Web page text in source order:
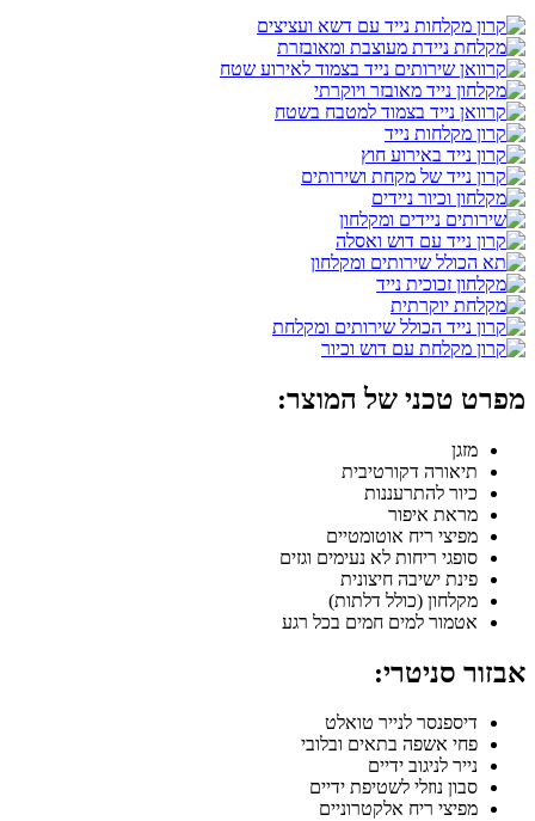
מפרט טכני של המוצר:
מזגן
תיאורה דקורטיבית
כיור להתרעננות
מראת איפור
מפיצי ריח אוטומטיים
סופגי ריחות לא נעימים וגזים
פינת ישיבה חיצונית
מקלחון (כולל דלתות)
אטמור למים חמים בכל רגע
אבזור סניטרי:
דיספנסר לנייר טואלט
פחי אשפה בתאים ובלובי
נייר לניגוב ידיים
סבון נוזלי לשטיפת ידיים
מפיצי ריח אלקטרוניים